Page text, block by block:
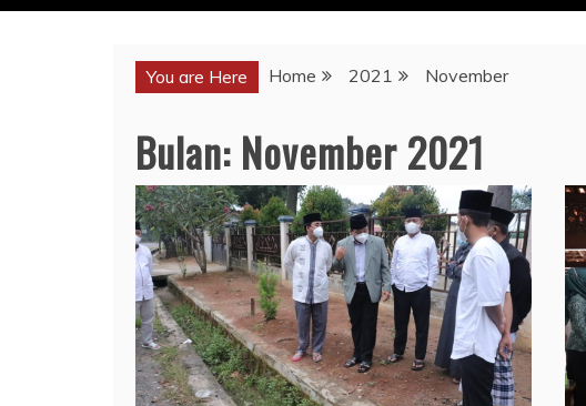
You are Here Home 2021 November
Bulan: November 2021